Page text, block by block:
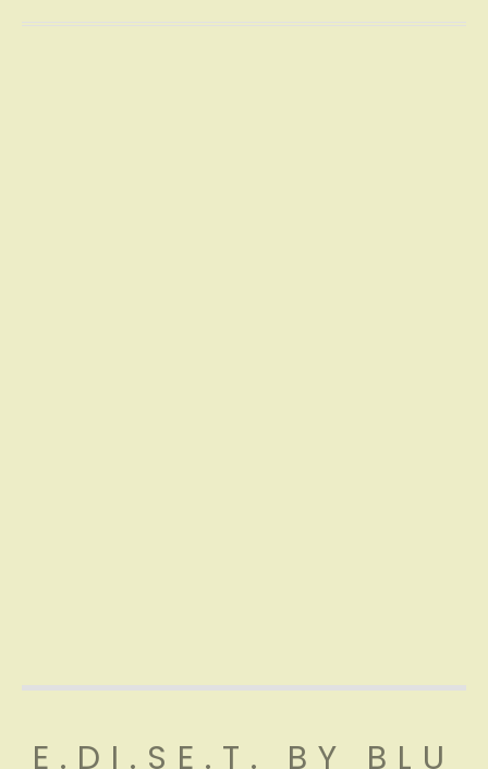
E.DI.SE.T. BY BLU